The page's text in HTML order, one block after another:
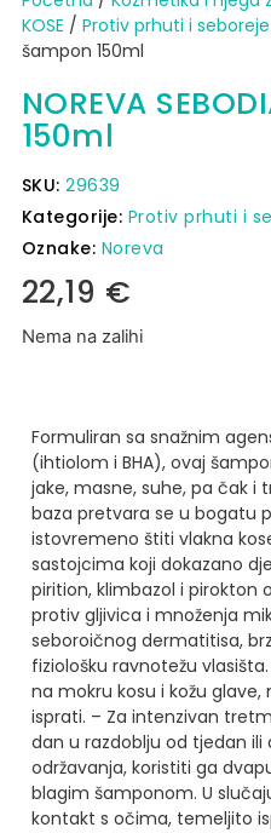
KOSE / Protiv prhuti i seboreje
šampon 150ml
NOREVA
150ml
SKU:29639
Kategorije: Protiv prhuti i
Oznake: Noreva
22,19 €
Nema na zalihi
Formuliran sa snažnim
(ihtiolom i BHA), ovaj
jake, masne, suhe, pa čak i
baza pretvara se u bogatu
istovremeno štiti vlakna
sastojcima koji dokazano
pirition, klimbazol i pirokton
protiv gljivica i množenja
seboroičnog dermatitisa,
fiziološku ravnotežu vlasišta.
na mokru kosu i kožu
isprati. – Za intenzivan
dan u razdoblju od tjedan
održavanja, koristiti ga
blagim šamponom. U
kontakt s očima, temeljito